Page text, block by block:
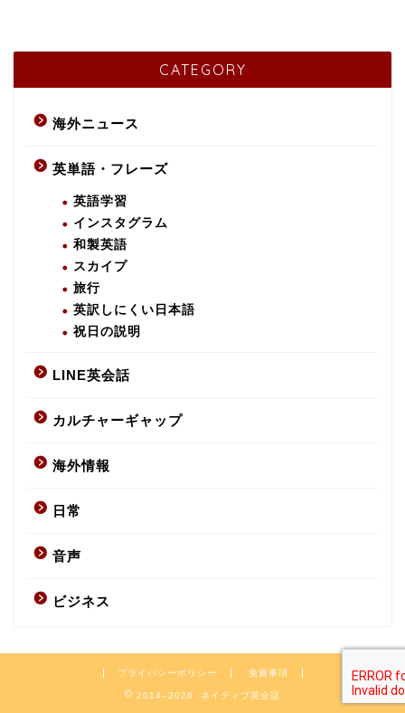
CATEGORY
海外ニュース
英単語・フレーズ
英語学習
インスタグラム
和製英語
スカイプ
旅行
英訳しにくい日本語
祝日の説明
LINE英会話
カルチャーギャップ
海外情報
日常
音声
ビジネス
プライバシーポリシー 免責事項
2014–2026 ネイティブ英会話